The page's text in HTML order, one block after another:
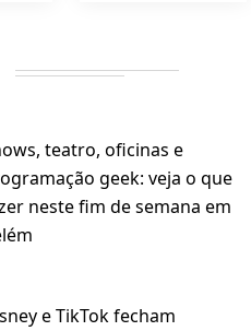
teatro, oficinas e
geek: veja o que
neste fim de semana em
e TikTok fecham